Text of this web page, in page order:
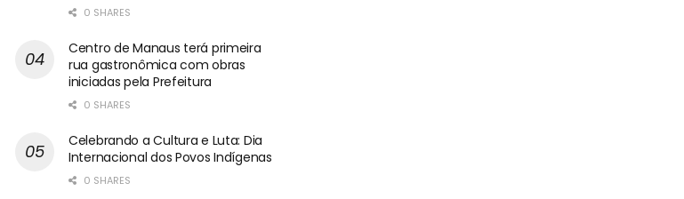
0 SHARES
Centro de Manaus terá primeira
rua gastronômica com obras
iniciadas pela Prefeitura
0 SHARES
Celebrando a Cultura e Luta: Dia
Internacional dos Povos Indígenas
0 SHARES